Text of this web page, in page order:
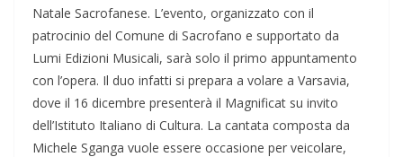
Natale Sacrofanese. L’evento, organizzato con il
patrocinio del Comune di Sacrofano e supportato da
Lumi Edizioni Musicali, sarà solo il primo appuntamento
con l’opera. Il duo infatti si prepara a volare a Varsavia,
dove il 16 dicembre presenterà il Magnificat su invito
dell’Istituto Italiano di Cultura. La cantata composta da
Michele Sganga vuole essere occasione per veicolare,